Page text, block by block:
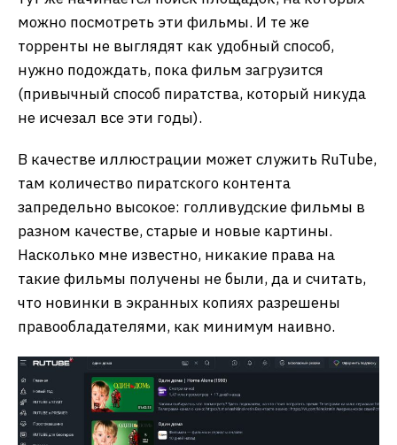
можно посмотреть эти фильмы. И те же
торренты не выглядят как удобный способ,
нужно подождать, пока фильм загрузится
(привычный способ пиратства, который никуда
не исчезал все эти годы).
В качестве иллюстрации может служить RuTube,
там количество пиратского контента
запредельно высокое: голливудские фильмы в
разном качестве, старые и новые картины.
Насколько мне известно, никакие права на
такие фильмы получены не были, да и считать,
что новинки в экранных копиях разрешены
правообладателями, как минимум наивно.